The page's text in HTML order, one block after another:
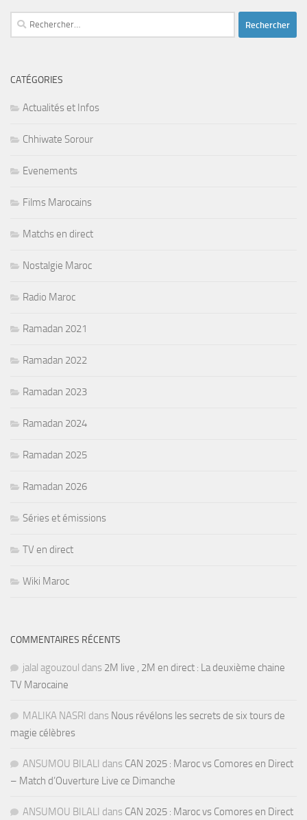
Rechercher :
CATÉGORIES
Actualités et Infos
Chhiwate Sorour
Evenements
Films Marocains
Matchs en direct
Nostalgie Maroc
Radio Maroc
Ramadan 2021
Ramadan 2022
Ramadan 2023
Ramadan 2024
Ramadan 2025
Ramadan 2026
Séries et émissions
TV en direct
Wiki Maroc
COMMENTAIRES RÉCENTS
jalal agouzoul dans 2M live , 2M en direct : La deuxième chaine
TV Marocaine
MALIKA NASRI dans Nous révélons les secrets de six tours de
magie célèbres
ANSUMOU BILALI dans CAN 2025 : Maroc vs Comores en Direct
– Match d’Ouverture Live ce Dimanche
ANSUMOU BILALI dans CAN 2025 : Maroc vs Comores en Direct